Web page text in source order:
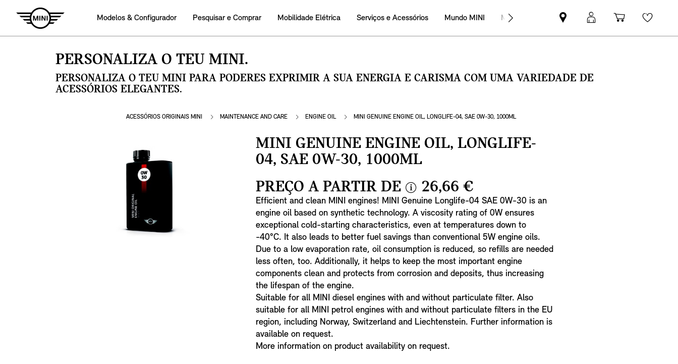
Modelos & Configurador Pesquisar e Comprar Mobilidade Elétrica Serviços e Acessórios Mundo MINI MINI Empresas
Pesquisar
parceiro
Iniciar
sessão
Carrinho
de
PERSONALIZA O TEU MINI.
PERSONALIZA O TEU MINI PARA PODERES EXPRIMIR A SUA ENERGIA E CARISMA COM UMA VARIEDADE DE
ACESSÓRIOS ELEGANTES.
ACESSÓRIOS ORIGINAIS MINI MAINTENANCE AND CARE ENGINE OIL MINI GENUINE ENGINE OIL, LONGLIFE-04, SAE 0W-30, 1000ML
MINI GENUINE ENGINE OIL, LONGLIFE-
04, SAE 0W-30, 1000ML
PREÇO A PARTIR DE
i
n
f
o
26,66 €
Efficient and clean MINI engines! MINI Genuine Longlife-04 SAE 0W-30 is an
engine oil based on synthetic technology. A viscosity rating of 0W ensures
exceptional cold-starting characteristics, even at temperatures down to
-40°C. It also leads to better fuel savings than conventional 5W engine oils.
Due to a low evaporation rate, oil consumption is reduced, so refills are needed
less often, too. Additionally, it helps to keep the most important engine
components clean and protects from corrosion and deposits, thus increasing
the lifespan of the engine.
Suitable for all MINI diesel engines with and without particulate filter. Also
suitable for all MINI petrol engines with and without particulate filters in the EU
region, including Norway, Switzerland and Liechtenstein. Further information is
available on request.
More information on product availability on request.